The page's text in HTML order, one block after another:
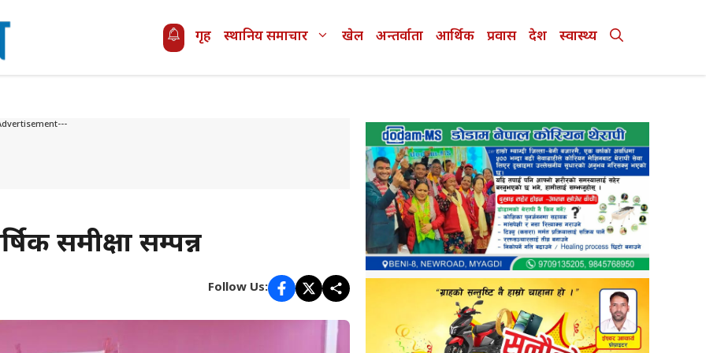
गृह स्थानिय समाचार खेल अन्तर्वाता आर्थिक प्रवास देश स्वास्थ्य
समीक्षा सम्पन्न
Follow Us: